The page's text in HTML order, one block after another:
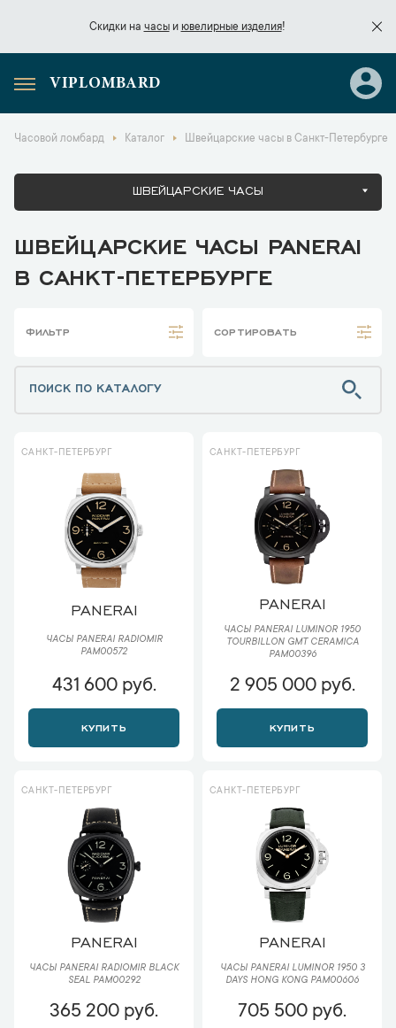
Скидки на часыи ювелирные изделия!
Скидки начасы
VIPLOMBARD
Часовой ломбард Каталог Швейцарские часы в Санкт-Петербурге
ШВЕЙЦАРСКИЕ ЧАСЫ
ШВЕЙЦАРСКИЕ ЧАСЫ PANERAI
В САНКТ-ПЕТЕРБУРГЕ
ФИЛЬТР СОРТИРОВАТЬ
САНКТ-ПЕТЕРБУРГ
PANERAI
ЧАСЫ PANERAI RADIOMIR
PAM00572
431 600 руб.
КУПИТЬ
САНКТ-ПЕТЕРБУРГ
PANERAI
ЧАСЫ PANERAI LUMINOR 1950
TOURBILLON GMT CERAMICA
PAM00396
2 905 000 руб.
КУПИТЬ
САНКТ-ПЕТЕРБУРГ
PANERAI
ЧАСЫ PANERAI RADIOMIR BLACK
SEAL PAM00292
365 200 руб.
САНКТ-ПЕТЕРБУРГ
PANERAI
ЧАСЫ PANERAI LUMINOR 1950 3
DAYS HONG KONG PAM00606
705 500 руб.